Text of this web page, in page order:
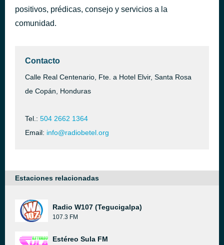
positivos, prédicas, consejo y servicios a la
comunidad.
Contacto
Calle Real Centenario, Fte. a Hotel Elvir, Santa Rosa
de Copán, Honduras
Tel.: 504 2662 1364
Email: info@radiobetel.org
Estaciones relacionadas
Radio W107 (Tegucigalpa)
107.3 FM
Estéreo Sula FM